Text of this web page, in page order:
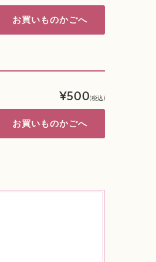
¥500(税込)